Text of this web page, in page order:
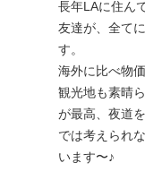
長年LAに住ん
友達が、全て
す。
海外に比べ物
観光地も素晴
が最高、夜道
では考えられ
います〜♪